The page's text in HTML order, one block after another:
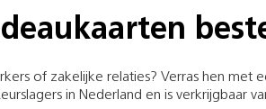
of zakelijke relaties? Verras hen met
in Nederland en is verkrijgbaar